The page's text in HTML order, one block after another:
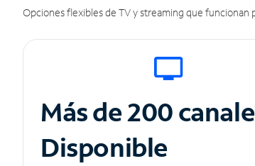
Opciones flexibles de TV y streaming que funcionan
Más de 200
Disponible